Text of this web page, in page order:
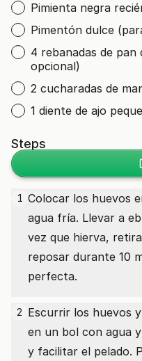
Pimienta negra
Pimentón dulce
4 rebanadas de
opcional)
2 cucharadas de
1 diente de ajo
Steps
1 Colocar los huevos
agua fría. Llevar a
vez que hierva,
reposar durante 10
perfecta.
2 Escurrir los huevos
en un bol con agua
y facilitar el pelado.